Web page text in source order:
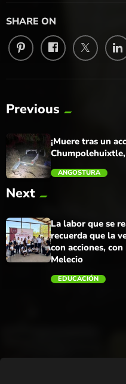
SHARE ON
Previous
trending_flat
¡Muere tras un
ANGOSTURA
Next
La labor que se
recuerda que la
con acciones,
Melecio
EDUCACIÓN